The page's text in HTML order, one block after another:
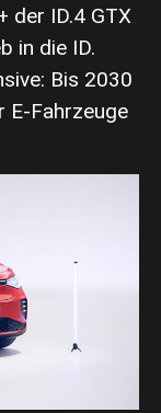
der ID.4 GTX
in die ID.
Bis 2030
E-Fahrzeuge